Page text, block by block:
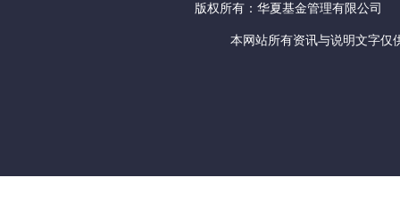
版权所有：华夏基金管理有限公司
本网站所有资讯与说明文字仅